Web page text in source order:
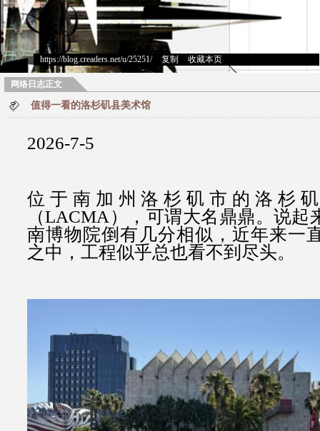
https://blog.creaders.net/u/25251/> 复制 收藏本页
网络日志正文
值得一看的洛杉矶县美术馆
2026-7-5
位于南加州洛杉矶市的洛杉
（LACMA），可谓大名鼎鼎。说起
南博物院倒有几分相似，近年来一
之中，工程似乎总也看不到尽头。